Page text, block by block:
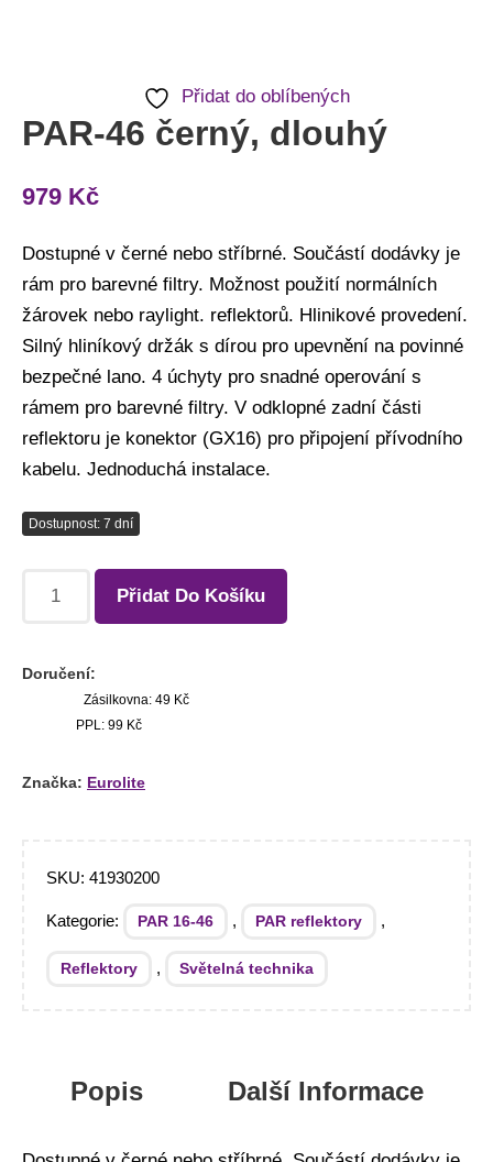
Přidat do oblíbených
PAR-46 černý, dlouhý
979 Kč
Dostupné v černé nebo stříbrné. Součástí dodávky je
rám pro barevné filtry. Možnost použití normálních
žárovek nebo raylight. reflektorů. Hlinikové provedení.
Silný hliníkový držák s dírou pro upevnění na povinné
bezpečné lano. 4 úchyty pro snadné operování s
rámem pro barevné filtry. V odklopné zadní části
reflektoru je konektor (GX16) pro připojení přívodního
kabelu. Jednoduchá instalace.
Dostupnost: 7 dní
Přidat Do Košíku
Doručení:
Zásilkovna: 49 Kč
PPL: 99 Kč
Značka: Eurolite
SKU: 41930200
Kategorie: PAR 16-46 , PAR reflektory ,
Reflektory , Světelná technika
Popis Další Informace